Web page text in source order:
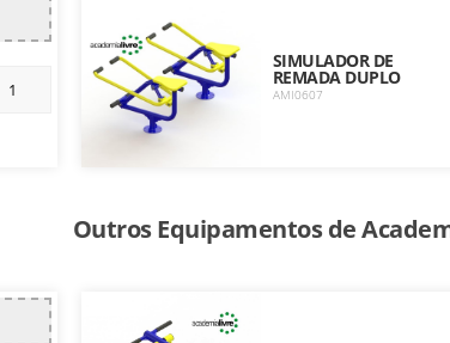
SIMULADOR DE
REMADA DUPLO
AMI0607
Outros Equipamentos de